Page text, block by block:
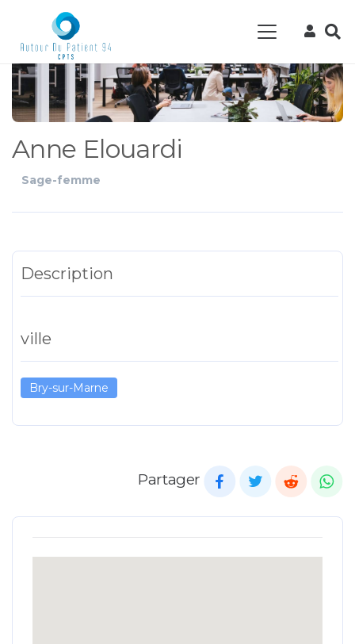
Anne Elouardi
Sage-femme
Description
ville
Bry-sur-Marne
Partager